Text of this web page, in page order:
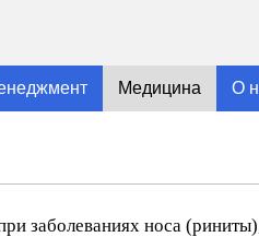
Медицина О
заболеваниях носа